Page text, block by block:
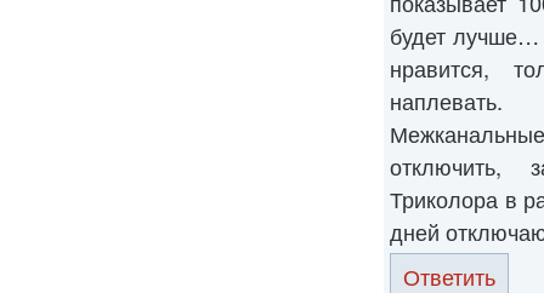
будет лучше…
нравится,
наплевать.
отключить,
Триколора в
дней
Ответить